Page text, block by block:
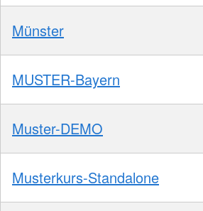
Münster
MUSTER-Bayern
Muster-DEMO
Musterkurs-Standalone